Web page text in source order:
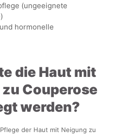
(ungeeignete
hormonelle
die Haut mit
Couperose
werden?
der Haut mit Neigung zu